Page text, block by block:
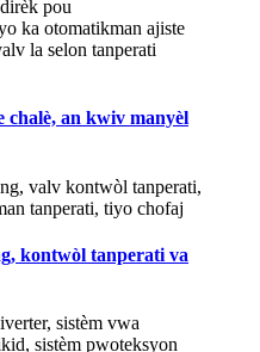
chalè, an kwiv manyèl
kontwòl tanperati va